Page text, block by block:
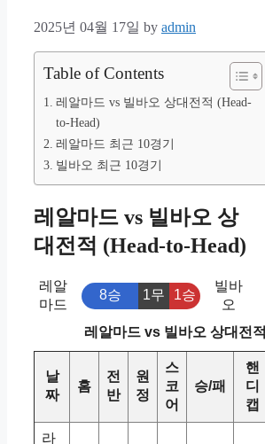
2025년 04월 17일 by admin
Table of Contents
레알마드 vs 빌바오 상대전적 (Head-
to-Head)
레알마드 최근 10경기
빌바오 최근 10경기
레알마드 vs 빌바오 상
대전적 (Head-to-Head)
레알
마드
8승 1무 1승
빌바
오
레알마드 vs 빌바오 상대전적
날
짜
홈
전
반
원
정
스
코
어
승/패
핸
디
캡
라